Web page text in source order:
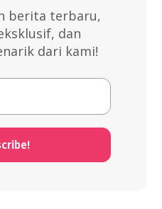
berita terbaru,
dan
dari kami!